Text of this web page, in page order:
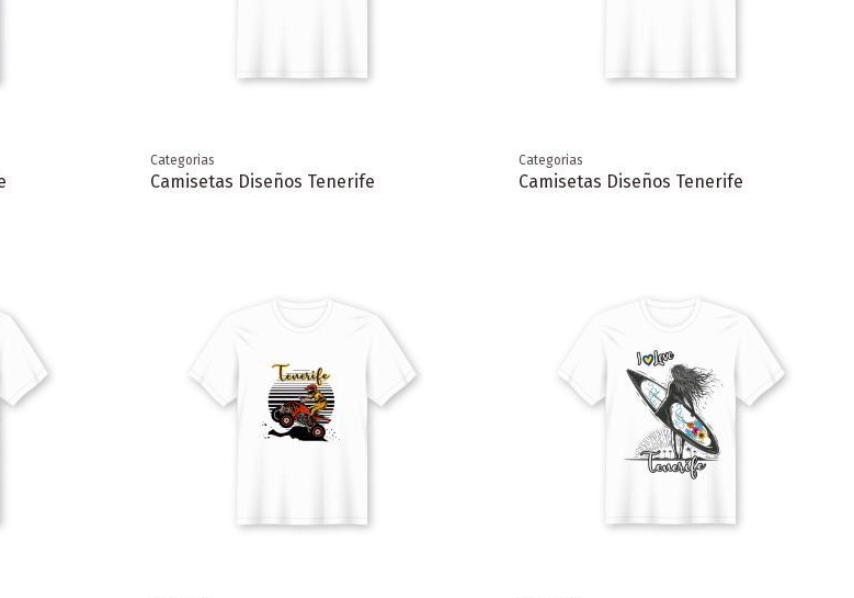
Categorias
Camisetas Diseños Tenerife
Categorias
Camisetas Diseños Tenerife